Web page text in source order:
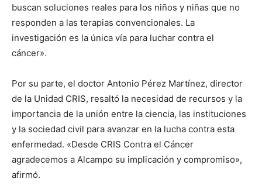
buscan soluciones reales para los niños y niñas que no
responden a las terapias convencionales. La
investigación es la única vía para luchar contra el
cáncer».
Por su parte, el doctor Antonio Pérez Martínez, director
de la Unidad CRIS, resaltó la necesidad de recursos y la
importancia de la unión entre la ciencia, las instituciones
y la sociedad civil para avanzar en la lucha contra esta
enfermedad. «Desde CRIS Contra el Cáncer
agradecemos a Alcampo su implicación y compromiso»,
afirmó.